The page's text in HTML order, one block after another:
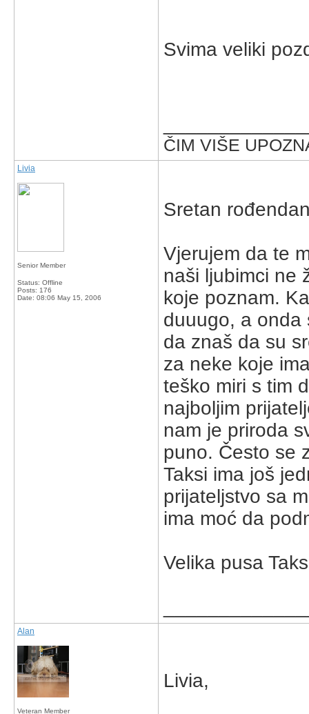
Svima veliki
ČIM VIŠE
Livia
Senior Member
Status: Offline
Posts: 176
Date: 08:06 May 15, 2006
Sretan
Vjerujem da te
naši ljubimci ne
koje poznam.
duuugo, a onda
da znaš da su
za neke koje
teško miri s tim
najboljim
nam je priroda
puno. Često se
Taksi ima još
prijateljstvo sa
ima moć da
Velika pusa
Alan
Veteran Member
Livia,